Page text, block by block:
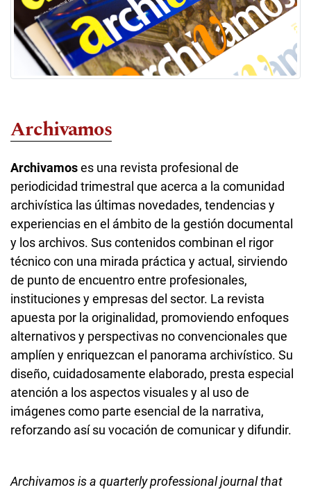
Archivamos
Archivamoses una revista profesional de
periodicidad trimestral que acerca a la comunidad
archivística las últimas novedades, tendencias y
experiencias en el ámbito de la gestión documental
y los archivos. Sus contenidos combinan el rigor
técnico con una mirada práctica y actual, sirviendo
de punto de encuentro entre profesionales,
instituciones y empresas del sector. La revista
apuesta por la originalidad, promoviendo enfoques
alternativos y perspectivas no convencionales que
amplíen y enriquezcan el panorama archivístico. Su
diseño, cuidadosamente elaborado, presta especial
atención a los aspectos visuales y al uso de
imágenes como parte esencial de la narrativa,
reforzando así su vocación de comunicar y difundir.
Archivamos is a quarterly professional journal that